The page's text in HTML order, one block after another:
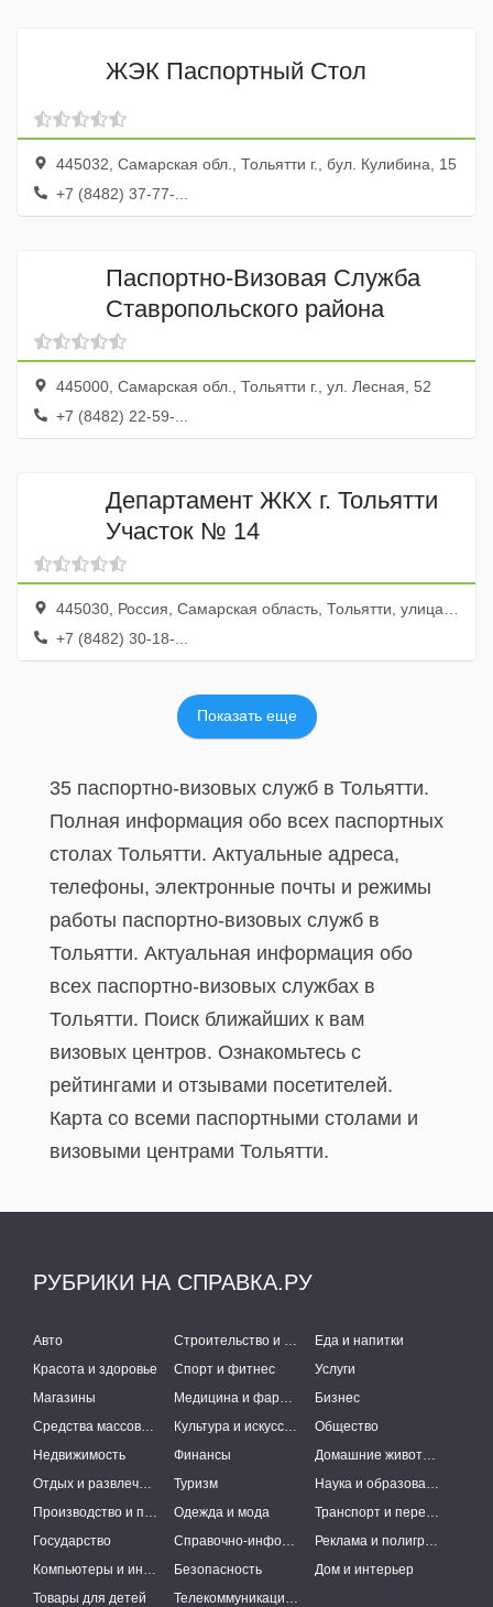
ЖЭК Паспортный Стол
445032, Самарская обл., Тольятти г., бул. Кулибина, 15
+7 (8482) 37-77-...
Паспортно-Визовая Служба
Ставропольского района
445000, Самарская обл., Тольятти г., ул. Лесная, 52
+7 (8482) 22-59-...
Департамент ЖКХ г. Тольятти
Участок № 14
445030, Россия, Самарская область, Тольятти, улица Автостроителей, 57
+7 (8482) 30-18-...
Показать еще
35 паспортно-визовых служб в Тольятти.
Полная информация обо всех паспортных
столах Тольятти. Актуальные адреса,
телефоны, электронные почты и режимы
работы паспортно-визовых служб в
Тольятти. Актуальная информация обо
всех паспортно-визовых службах в
Тольятти. Поиск ближайших к вам
визовых центров. Ознакомьтесь с
рейтингами и отзывами посетителей.
Карта со всеми паспортными столами и
визовыми центрами Тольятти.
РУБРИКИ НА СПРАВКА.РУ
Авто Строительство и ремонт
Еда и напитки
Красота и здоровье
Спорт и фитнес
Услуги
Магазины
Медицина и фармацевтика
Бизнес
Средства массовой информации
Культура и искусство
Общество
Недвижимость
Финансы
Домашние животные
Отдых и развлечения
Туризм
Наука и образование
Производство и поставки
Одежда и мода
Транспорт и перевозки
Государство
Справочно-информационные системы
Реклама и полиграфия
Компьютеры и интернет
Безопасность
Дом и интерьер
Товары для детей
Телекоммуникации и связь